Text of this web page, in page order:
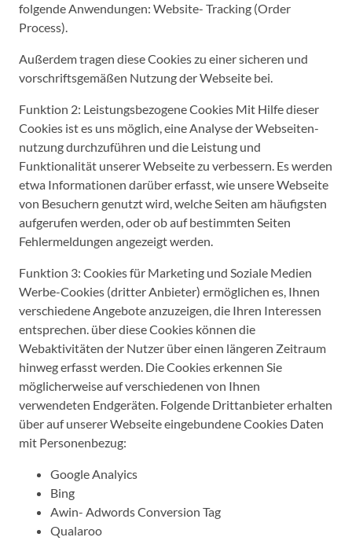
folgende Anwendungen: Website- Tracking (Order
Process).
Außerdem tragen diese Cookies zu einer sicheren und
vorschriftsgemäßen Nutzung der Webseite bei.
Funktion 2: Leistungsbezogene Cookies Mit Hilfe dieser
Cookies ist es uns möglich, eine Analyse der Webseiten-
nutzung durchzuführen und die Leistung und
Funktionalität unserer Webseite zu verbessern. Es werden
etwa Informationen darüber erfasst, wie unsere Webseite
von Besuchern genutzt wird, welche Seiten am häufigsten
aufgerufen werden, oder ob auf bestimmten Seiten
Fehlermeldungen angezeigt werden.
Funktion 3: Cookies für Marketing und Soziale Medien
Werbe-Cookies (dritter Anbieter) ermöglichen es, Ihnen
verschiedene Angebote anzuzeigen, die Ihren Interessen
entsprechen. über diese Cookies können die
Webaktivitäten der Nutzer über einen längeren Zeitraum
hinweg erfasst werden. Die Cookies erkennen Sie
möglicherweise auf verschiedenen von Ihnen
verwendeten Endgeräten. Folgende Drittanbieter erhalten
über auf unserer Webseite eingebundene Cookies Daten
mit Personenbezug:
Google Analyics
Bing
Awin- Adwords Conversion Tag
Qualaroo